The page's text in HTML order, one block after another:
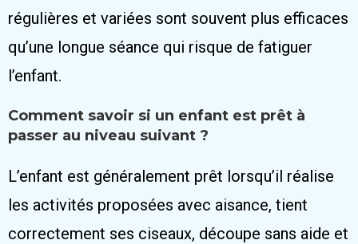
régulières et variées sont souvent plus efficaces
qu’une longue séance qui risque de fatiguer
l’enfant.
Comment savoir si un enfant est prêt à
passer au niveau suivant ?
L’enfant est généralement prêt lorsqu’il réalise
les activités proposées avec aisance, tient
correctement ses ciseaux, découpe sans aide et